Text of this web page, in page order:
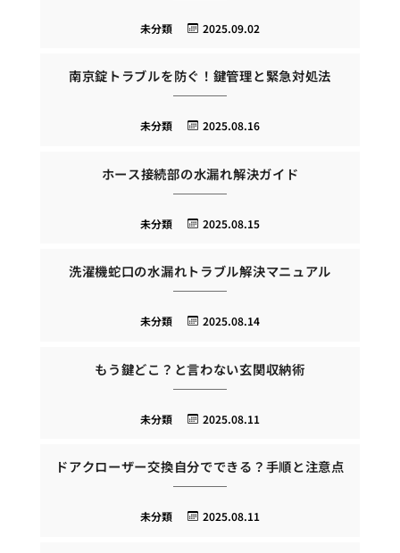
2025.09.02
未分類
南京錠トラブルを防ぐ！鍵管理と緊急対処法
2025.08.16
未分類
ホース接続部の水漏れ解決ガイド
2025.08.15
未分類
洗濯機蛇口の水漏れトラブル解決マニュアル
2025.08.14
未分類
もう鍵どこ？と言わない玄関収納術
2025.08.11
未分類
ドアクローザー交換自分でできる？手順と注意点
2025.08.11
未分類